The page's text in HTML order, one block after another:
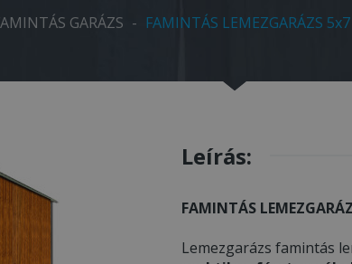
GARÁZS - FAMINTÁS LEMEZGARÁZS
Leírás:
FAMINTÁS
Lemezgarázs famintás